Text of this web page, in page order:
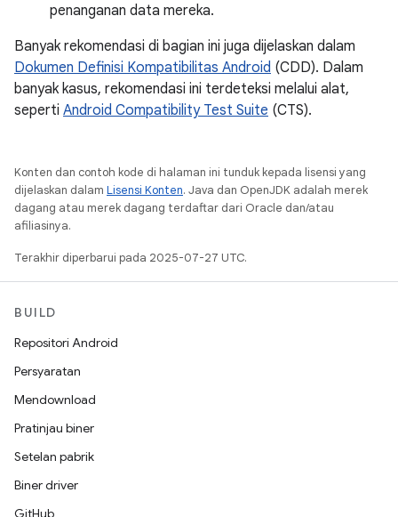
penanganan data mereka.
Banyak rekomendasi di bagian ini juga dijelaskan dalam
Dokumen Definisi Kompatibilitas Android (CDD). Dalam
banyak kasus, rekomendasi ini terdeteksi melalui alat,
seperti Android Compatibility Test Suite (CTS).
Konten dan contoh kode di halaman ini tunduk kepada lisensi yang
dijelaskan dalam Lisensi Konten. Java dan OpenJDK adalah merek
dagang atau merek dagang terdaftar dari Oracle dan/atau
afiliasinya.
Terakhir diperbarui pada 2025-07-27 UTC.
BUILD
Repositori Android
Persyaratan
Mendownload
Pratinjau biner
Setelan pabrik
Biner driver
GitHub